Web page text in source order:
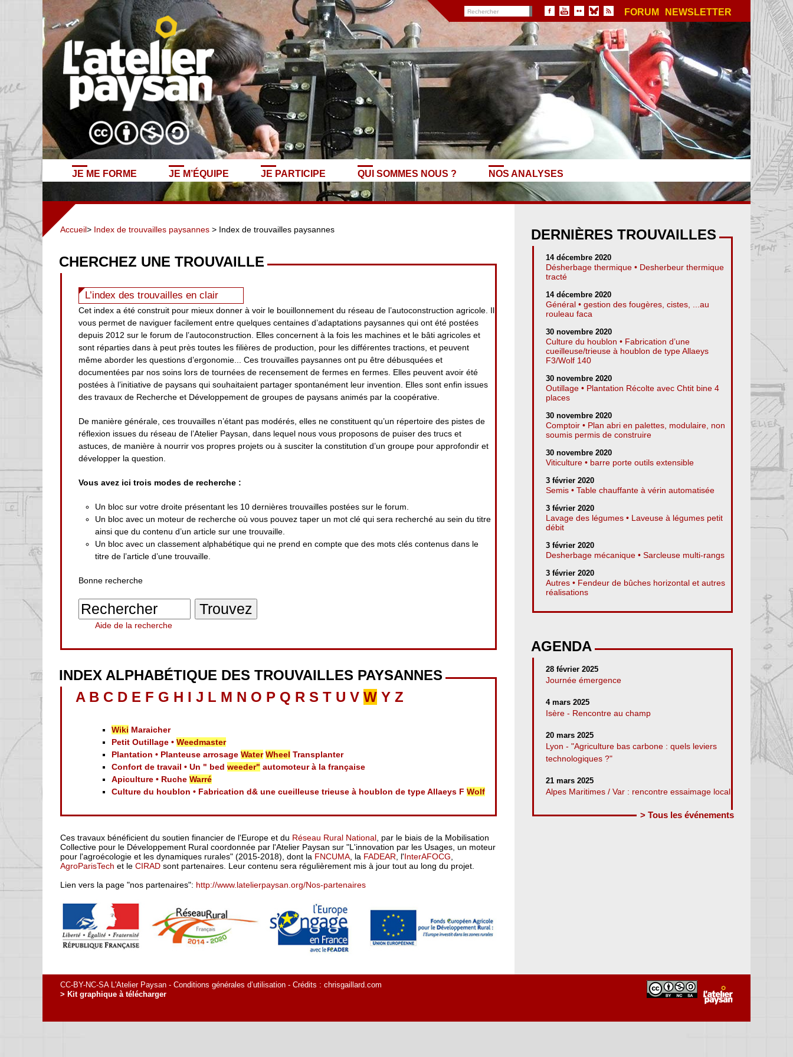
FORUM NEWSLETTER
JE ME FORME JE M’ÉQUIPE JE PARTICIPE QUI SOMMES NOUS ? NOS ANALYSES
Accueil> Index de trouvailles paysannes > Index de trouvailles paysannes
CHERCHEZ UNE TROUVAILLE
L’index des trouvailles en clair
Cet index a été construit pour mieux donner à voir le bouillonnement du réseau de l’autoconstruction agricole. Il
vous permet de naviguer facilement entre quelques centaines d’adaptations paysannes qui ont été postées
depuis 2012 sur le forum de l’autoconstruction. Elles concernent à la fois les machines et le bâti agricoles et
sont réparties dans à peut près toutes les filières de production, pour les différentes tractions, et peuvent
même aborder les questions d’ergonomie... Ces trouvailles paysannes ont pu être débusquées et
documentées par nos soins lors de tournées de recensement de fermes en fermes. Elles peuvent avoir été
postées à l’initiative de paysans qui souhaitaient partager spontanément leur invention. Elles sont enfin issues
des travaux de Recherche et Développement de groupes de paysans animés par la coopérative.
De manière générale, ces trouvailles n’étant pas modérés, elles ne constituent qu’un répertoire des pistes de
réflexion issues du réseau de l’Atelier Paysan, dans lequel nous vous proposons de puiser des trucs et
astuces, de manière à nourrir vos propres projets ou à susciter la constitution d’un groupe pour approfondir et
développer la question.
Vous avez ici trois modes de recherche :
Un bloc sur votre droite présentant les 10 dernières trouvailles postées sur le forum.
Un bloc avec un moteur de recherche où vous pouvez taper un mot clé qui sera recherché au sein du titre
ainsi que du contenu d’un article sur une trouvaille.
Un bloc avec un classement alphabétique qui ne prend en compte que des mots clés contenus dans le
titre de l’article d’une trouvaille.
Bonne recherche
Aide de la recherche
INDEX ALPHABÉTIQUE DES TROUVAILLES PAYSANNES
A B C D E F G H I J L M N O P Q R S T U V W Y Z
Wiki Maraicher
Petit Outillage •Weedmaster
Plantation • Planteuse arrosageWater Wheel Transplanter
Confort de travail • Un " bedweeder" automoteur à la française
Apiculture • RucheWarré
Culture du houblon • Fabrication d& une cueilleuse trieuse à houblon de type Allaeys FWolf
Ces travaux bénéficient du soutien financier de l'Europe et du Réseau Rural National, par le biais de la Mobilisation
Collective pour le Développement Rural coordonnée par l'Atelier Paysan sur "L'innovation par les Usages, un moteur
pour l'agroécologie et les dynamiques rurales" (2015-2018), dont la FNCUMA, la FADEAR, l'InterAFOCG,
AgroParisTech et le CIRAD sont partenaires. Leur contenu sera régulièrement mis à jour tout au long du projet.
Lien vers la page "nos partenaires": http://www.latelierpaysan.org/Nos-partenaires
DERNIÈRES TROUVAILLES
14 décembre 2020
Désherbage thermique • Desherbeur thermique
tracté
14 décembre 2020
Général • gestion des fougères, cistes, ...au
rouleau faca
30 novembre 2020
Culture du houblon • Fabrication d’une
cueilleuse/trieuse à houblon de type Allaeys
F3/Wolf 140
30 novembre 2020
Outillage • Plantation Récolte avec Chtit bine 4
places
30 novembre 2020
Comptoir • Plan abri en palettes, modulaire, non
soumis permis de construire
30 novembre 2020
Viticulture • barre porte outils extensible
3 février 2020
Semis • Table chauffante à vérin automatisée
3 février 2020
Lavage des légumes • Laveuse à légumes petit
débit
3 février 2020
Desherbage mécanique • Sarcleuse multi-rangs
3 février 2020
Autres • Fendeur de bûches horizontal et autres
réalisations
AGENDA
28 février 2025
Journée émergence
4 mars 2025
Isère - Rencontre au champ
20 mars 2025
Lyon - "Agriculture bas carbone : quels leviers
technologiques ?"
21 mars 2025
Alpes Maritimes / Var : rencontre essaimage local
> Tous les événements
CC-BY-NC-SA L'Atelier Paysan - Conditions générales d’utilisation - Crédits : chrisgaillard.com
> Kit graphique à télécharger